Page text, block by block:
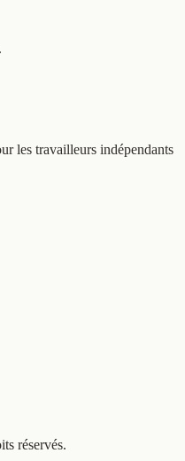
les travailleurs indépendants
réservés.